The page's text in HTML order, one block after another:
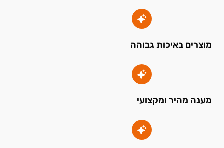
מוצרים באיכות גבוהה
מענה מהיר ומקצועי